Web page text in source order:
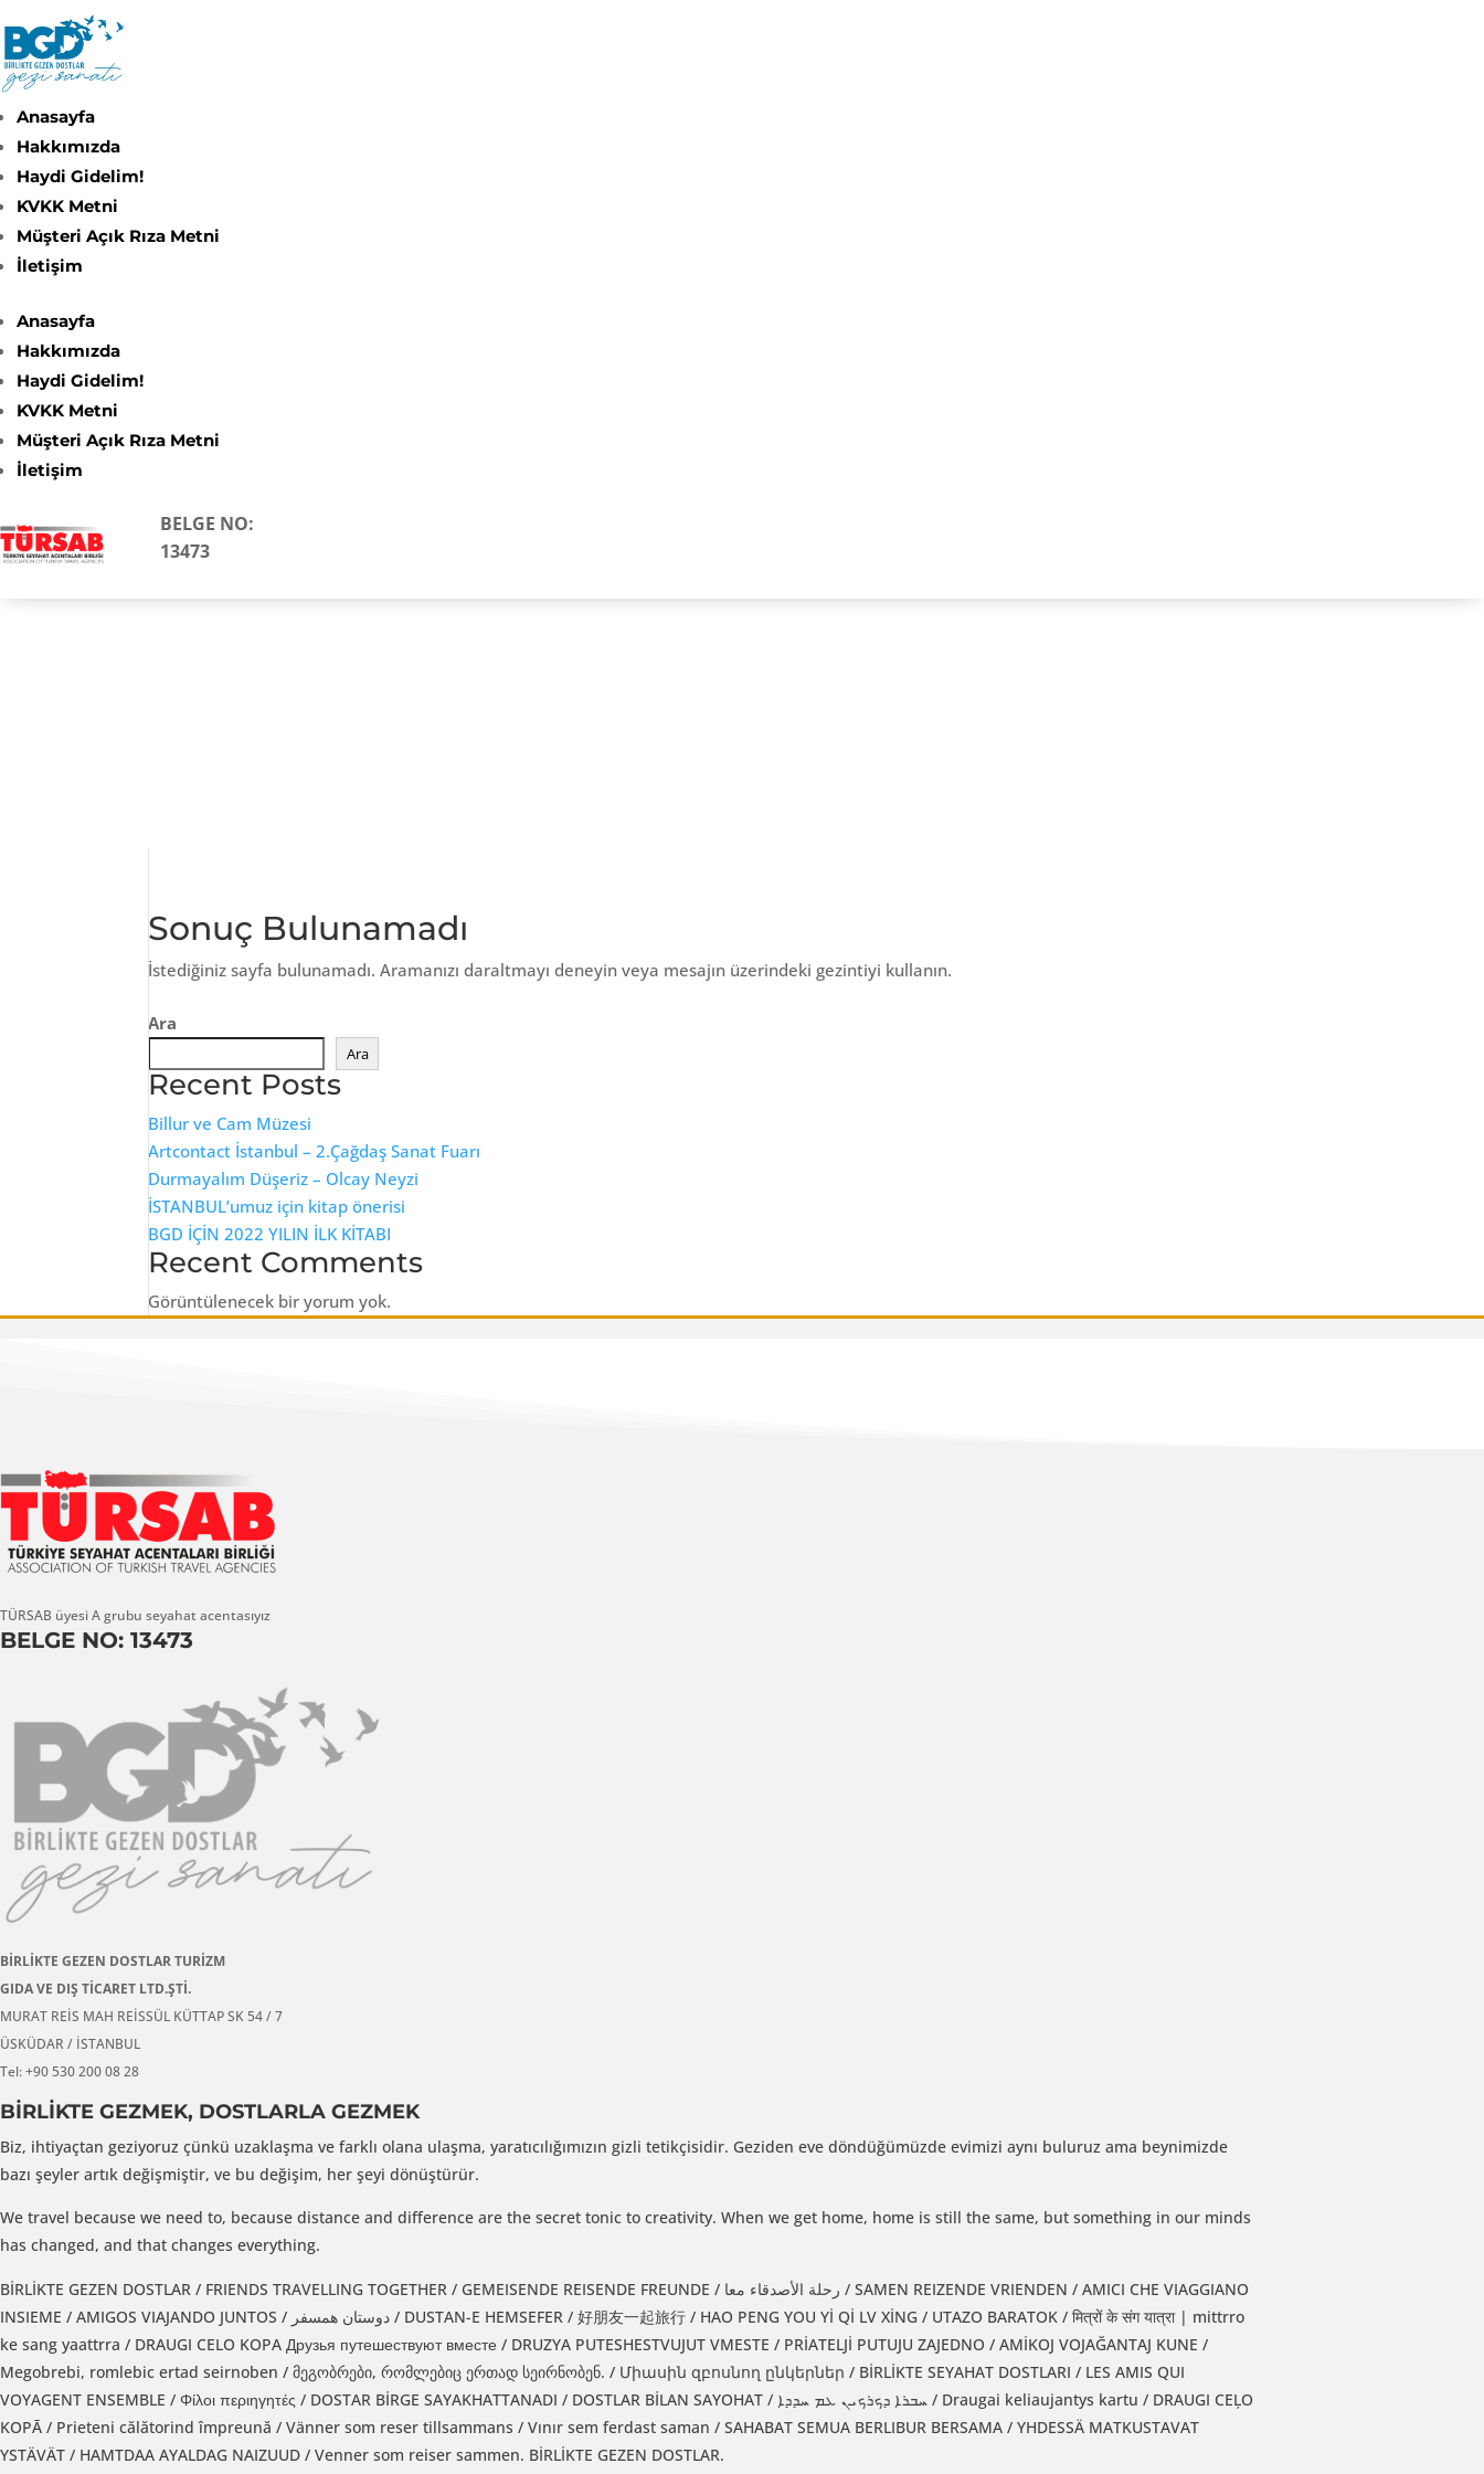
Anasayfa
Hakkımızda
Haydi Gidelim!
KVKK Metni
Müşteri Açık Rıza Metni
İletişim
Anasayfa
Hakkımızda
Haydi Gidelim!
KVKK Metni
Müşteri Açık Rıza Metni
İletişim
BELGE NO:
13473
Sonuç Bulunamadı
İstediğiniz sayfa bulunamadı. Aramanızı daraltmayı deneyin veya mesajın üzerindeki gezintiyi kullanın.
Ara
Ara
Recent Posts
Billur ve Cam Müzesi
Artcontact İstanbul – 2.Çağdaş Sanat Fuarı
Durmayalım Düşeriz – Olcay Neyzi
İSTANBUL’umuz için kitap önerisi
BGD İÇİN 2022 YILIN İLK KİTABI
Recent Comments
Görüntülenecek bir yorum yok.
TÜRSAB üyesi A grubu seyahat acentasıyız
BELGE NO: 13473
BİRLİKTE GEZEN DOSTLAR TURİZM
GIDA VE DIŞ TİCARET LTD.ŞTİ.
MURAT REİS MAH REİSSÜL KÜTTAP SK 54 / 7
ÜSKÜDAR / İSTANBUL
Tel: +90 530 200 08 28
BİRLİKTE GEZMEK, DOSTLARLA GEZMEK
Biz, ihtiyaçtan geziyoruz çünkü uzaklaşma ve farklı olana ulaşma, yaratıcılığımızın gizli tetikçisidir. Geziden eve döndüğümüzde evimizi aynı buluruz ama beynimizde
bazı şeyler artık değişmiştir, ve bu değişim, her şeyi dönüştürür.
We travel because we need to, because distance and difference are the secret tonic to creativity. When we get home, home is still the same, but something in our minds
has changed, and that changes everything.
BİRLİKTE GEZEN DOSTLAR / FRIENDS TRAVELLING TOGETHER / GEMEISENDE REISENDE FREUNDE / رحلة الأصدقاء معا / SAMEN REIZENDE VRIENDEN / AMICI CHE VIAGGIANO
INSIEME / AMIGOS VIAJANDO JUNTOS / دوستان همسفر / DUSTAN-E HEMSEFER / 好朋友一起旅行 / HAO PENG YOU Yİ Qİ LV XİNG / UTAZO BARATOK / मित्रों के संग यात्रा | mittrro
ke sang yaattrra / DRAUGI CELO KOPA Друзья путешествуют вместе / DRUZYA PUTESHESTVUJUT VMESTE / PRİATELJİ PUTUJU ZAJEDNO / AMİKOJ VOJAĞANTAJ KUNE /
Megobrebi, romlebic ertad seirnoben / მეგობრები, რომლებიც ერთად სეირნობენ. / Միասին զբոսնող ընկերներ / BİRLİKTE SEYAHAT DOSTLARI / LES AMIS QUI
VOYAGENT ENSEMBLE / Φίλοι περιηγητές / DOSTAR BİRGE SAYAKHATTANADI / DOSTLAR BİLAN SAYOHAT / ܚܒܪܐ ܕܟܪܟܝܢ ܥܡ ܚܕܕܐ / Draugai keliaujantys kartu / DRAUGI CEĻO
KOPĀ / Prieteni călătorind împreună / Vänner som reser tillsammans / Vınır sem ferdast saman / SAHABAT SEMUA BERLIBUR BERSAMA / YHDESSÄ MATKUSTAVAT
YSTÄVÄT / HAMTDAA AYALDAG NAIZUUD / Venner som reiser sammen. BİRLİKTE GEZEN DOSTLAR.